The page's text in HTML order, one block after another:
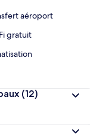
aéroport
gratuit
(12)